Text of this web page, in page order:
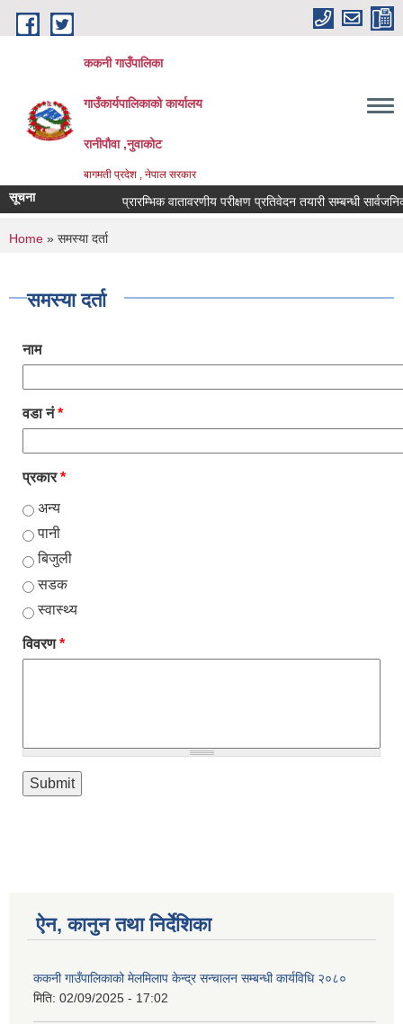
Skip to main content
ककनी गाउँपालिका
गाउँकार्यपालिकाको कार्यालय
रानीपौवा ,नुवाकोट
बागमती प्रदेश , नेपाल सरकार
सूचना प्रारम्भिक वातावरणीय परीक्षण प्रतिवेदन तयारी सम्बन्धी सार्वजनिक
You are here
Home » समस्या दर्ता
समस्या दर्ता
नाम
वडा नं*
प्रकार*
अन्य
पानी
बिजुली
सडक
स्वास्थ्य
विवरण*
ऐन, कानुन तथा निर्देशिका
ककनी गाउँपालिकाको मेलमिलाप केन्द्र सन्चालन सम्बन्धी कार्यविधि २०८०
मिति: 02/09/2025 - 17:02